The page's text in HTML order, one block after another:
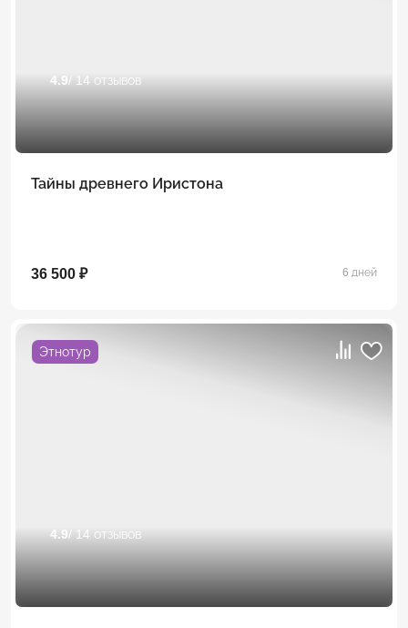
4.9/ 14 отзывов
Тайны древнего Иристона
36 500 ₽ 6 дней
Этнотур
4.9 / 14 отзывов